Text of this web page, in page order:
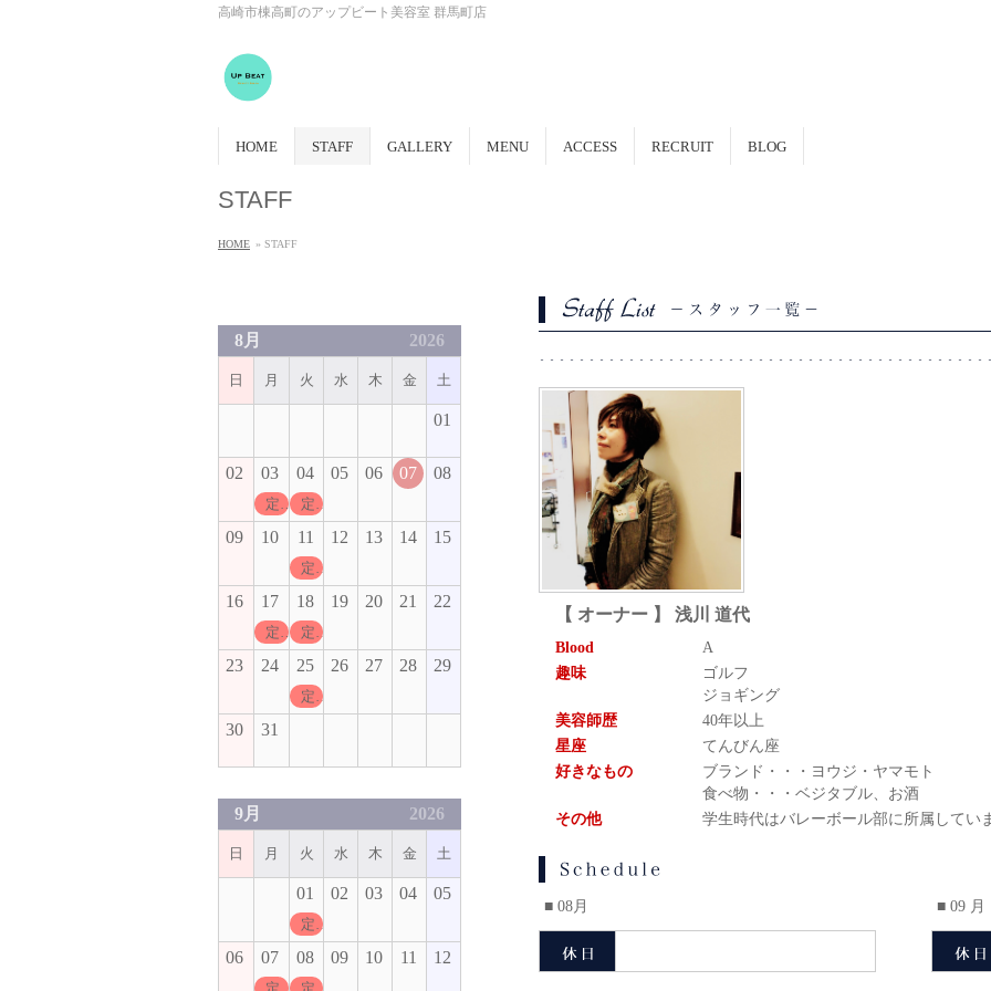
高崎市棟高町のアップビート美容室 群馬町店
HOME STAFF GALLERY MENU ACCESS RECRUIT BLOG
STAFF
HOME » STAFF
【 オーナー 】 浅川 道代
Blood
A
趣味
ゴルフ
ジョギング
美容師歴
40年以上
星座
てんびん座
好きなもの
ブランド・・・ヨウジ・ヤマモト
食べ物・・・ベジタブル、お酒
その他
学生時代はバレーボール部に所属してい
■ 08月 ■ 09 月
8月 2026
日 月 火 水 木 金 土
01
02 03
定休日
04
定休日
05 06 07 08
09 10 11
定休日
12 13 14 15
16 17
定休日
18
定休日
19 20 21 22
23 24 25
定休日
26 27 28 29
30 31
9月 2026
日 月 火 水 木 金 土
01
定休日
02 03 04 05
06 07 08 09 10 11 12